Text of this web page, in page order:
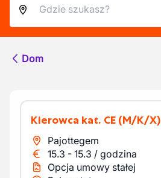
Dom
Kierowca kat. CE (M/K/X)
Pajottegem
15.3 - 15.3 / godzina
Opcja umowy stałej